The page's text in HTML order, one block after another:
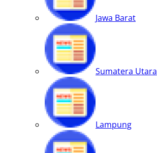
Jawa Barat
Sumatera Utara
Lampung